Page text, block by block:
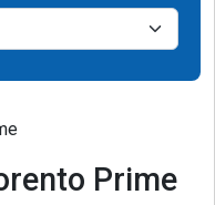
Prime